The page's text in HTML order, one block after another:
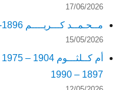
17/06/2026
مــحـمــد كـــريــــم 1896-1972
15/05/2026
1897 – 1990